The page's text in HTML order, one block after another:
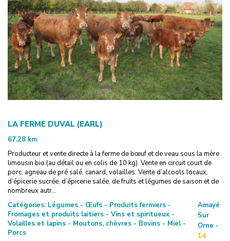
LA FERME DUVAL (EARL)
67.28 km
Producteur et vente directe à la ferme de bœuf et de veau sous la mère
limousin bio (au détail ou en colis de 10 kg). Vente en circuit court de
porc, agneau de pré salé, canard, volailles. Vente d’alcools locaux,
d’épicerie sucrée, d’épicerie salée, de fruits et légumes de saison et de
nombreux autr...
Catégories: Légumes - Œufs - Produits fermiers -
Fromages et produits laitiers - Vins et spiritueux -
Volailles et lapins - Moutons, chèvres - Bovins - Miel -
Porcs
Amayé
Sur
Orne -
14